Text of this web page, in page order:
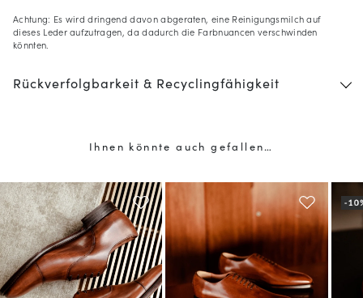
Achtung: Es wird dringend davon abgeraten, eine Reinigungsmilch auf
dieses Leder aufzutragen, da dadurch die Farbnuancen verschwinden
könnten.
Rückverfolgbarkeit & Recyclingfähigkeit
Ihnen könnte auch gefallen…